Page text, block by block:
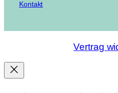
Kontakt
Vertrag